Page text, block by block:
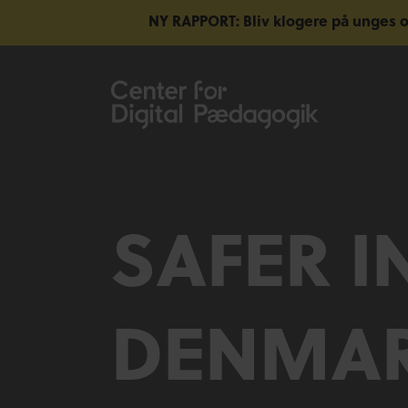
NY RAPPORT: Bliv klogere på
SAFER